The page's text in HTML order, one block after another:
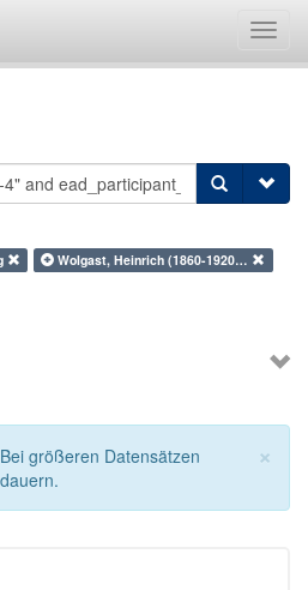
Wolgast, Heinrich (1860-1920…
×
Bei größeren Datensätzen